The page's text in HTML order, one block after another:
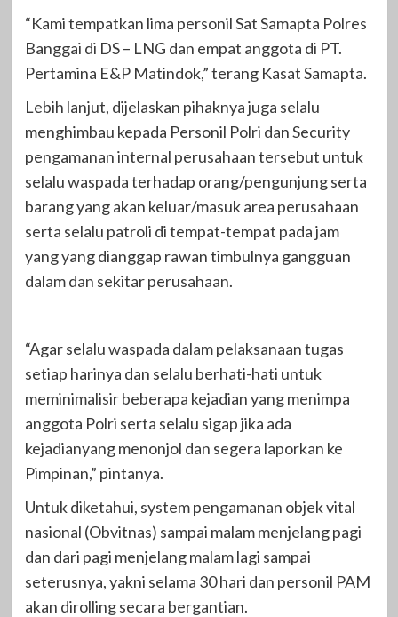
“Kami tempatkan lima personil Sat Samapta Polres
Banggai di DS – LNG dan empat anggota di PT.
Pertamina E&P Matindok,” terang Kasat Samapta.
Lebih lanjut, dijelaskan pihaknya juga selalu
menghimbau kepada Personil Polri dan Security
pengamanan internal perusahaan tersebut untuk
selalu waspada terhadap orang/pengunjung serta
barang yang akan keluar/masuk area perusahaan
serta selalu patroli di tempat-tempat pada jam
yang yang dianggap rawan timbulnya gangguan
dalam dan sekitar perusahaan.
“Agar selalu waspada dalam pelaksanaan tugas
setiap harinya dan selalu berhati-hati untuk
meminimalisir beberapa kejadian yang menimpa
anggota Polri serta selalu sigap jika ada
kejadianyang menonjol dan segera laporkan ke
Pimpinan,” pintanya.
Untuk diketahui, system pengamanan objek vital
nasional (Obvitnas) sampai malam menjelang pagi
dan dari pagi menjelang malam lagi sampai
seterusnya, yakni selama 30 hari dan personil PAM
akan dirolling secara bergantian.